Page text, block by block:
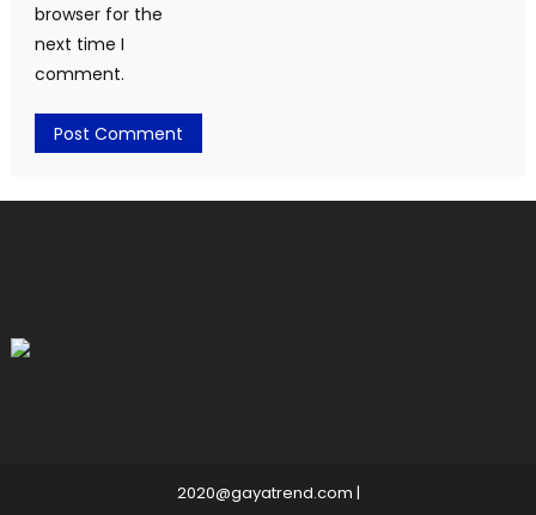
browser for the
next time I
comment.
2020@gayatrend.com |